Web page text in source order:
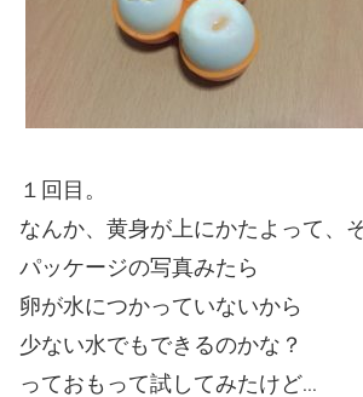
１回目。
なんか、黄身が上にかたよって、
パッケージの写真みたら
卵が水につかっていないから
少ない水でもできるのかな？
っておもって試してみたけど…